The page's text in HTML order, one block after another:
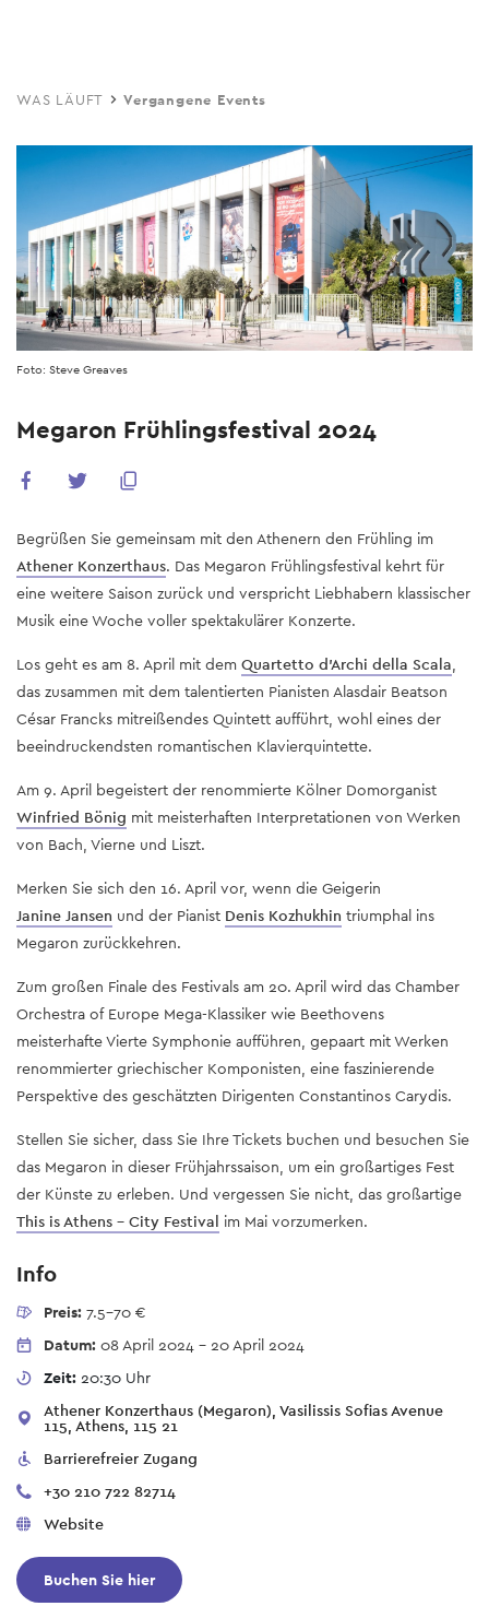
main
WAS LÄUFT Vergangene Events
Foto: Steve Greaves
Megaron Frühlingsfestival 2024
Begrüßen Sie gemeinsam mit den Athenern den Frühling im
Athener Konzerthaus. Das Megaron Frühlingsfestival kehrt für
eine weitere Saison zurück und verspricht Liebhabern klassischer
Musik eine Woche voller spektakulärer Konzerte.
Los geht es am 8. April mit dem Quartetto d'Archi della Scala,
das zusammen mit dem talentierten Pianisten Alasdair Beatson
César Francks mitreißendes Quintett aufführt, wohl eines der
beeindruckendsten romantischen Klavierquintette.
Am 9. April begeistert der renommierte Kölner Domorganist
Winfried Bönig mit meisterhaften Interpretationen von Werken
von Bach, Vierne und Liszt.
Merken Sie sich den 16. April vor, wenn die Geigerin
Janine Jansen und der Pianist Denis Kozhukhin triumphal ins
Megaron zurückkehren.
Zum großen Finale des Festivals am 20. April wird das Chamber
Orchestra of Europe Mega-Klassiker wie Beethovens
meisterhafte Vierte Symphonie aufführen, gepaart mit Werken
renommierter griechischer Komponisten, eine faszinierende
Perspektive des geschätzten Dirigenten Constantinos Carydis.
Stellen Sie sicher, dass Sie Ihre Tickets buchen und besuchen Sie
das Megaron in dieser Frühjahrssaison, um ein großartiges Fest
der Künste zu erleben. Und vergessen Sie nicht, das großartige
Τhis is Athens - City Festival im Mai vorzumerken.
Info
Preis: 7.5-70 €
Datum: 08 April 2024 - 20 April 2024
Zeit: 20:30 Uhr
Athener Konzerthaus (Megaron), Vasilissis Sofias Avenue
115, Athens, 115 21
Barrierefreier Zugang
+30 210 722 82714
Website
Buchen Sie hier